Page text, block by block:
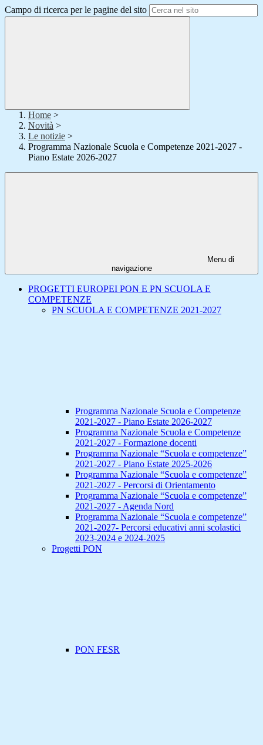
Campo di ricerca per le pagine del sito
Home >
Novità >
Le notizie >
Programma Nazionale Scuola e Competenze 2021-2027 -
Piano Estate 2026-2027
Menu di
navigazione
PROGETTI EUROPEI PON E PN SCUOLA E
COMPETENZE
PN SCUOLA E COMPETENZE 2021-2027
Programma Nazionale Scuola e Competenze
2021-2027 - Piano Estate 2026-2027
Programma Nazionale Scuola e Competenze
2021-2027 - Formazione docenti
Programma Nazionale “Scuola e competenze”
2021-2027 - Piano Estate 2025-2026
Programma Nazionale “Scuola e competenze”
2021-2027 - Percorsi di Orientamento
Programma Nazionale “Scuola e competenze”
2021-2027 - Agenda Nord
Programma Nazionale “Scuola e competenze”
2021-2027- Percorsi educativi anni scolastici
2023-2024 e 2024-2025
Progetti PON
PON FESR